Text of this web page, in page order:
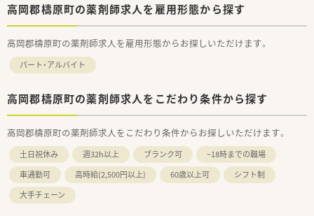
制度、退職金制度など様々な福利厚生もご用意されています。
高岡郡檮原町の薬剤師求人を雇用形態から探す
高岡郡檮原町の薬剤師求人を雇用形態からお探しいただけます。
パート・アルバイト
高岡郡檮原町の薬剤師求人をこだわり条件から探す
高岡郡檮原町の薬剤師求人をこだわり条件からお探しいただけます。
土日祝休み 週32h以上 ブランク可
~18時までの職場
車通勤可
高時給(2,500円以上) 60歳以上可
シフト制
大手チェーン